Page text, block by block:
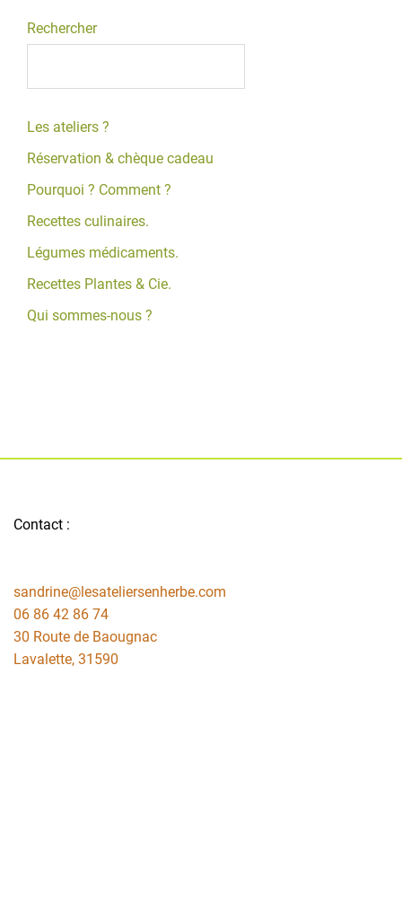
Rechercher
Les ateliers ?
Réservation & chèque cadeau
Pourquoi ? Comment ?
Recettes culinaires.
Légumes médicaments.
Recettes Plantes & Cie.
Qui sommes-nous ?
Contact :
sandrine@lesateliersenherbe.com
06 86 42 86 74
30 Route de Baougnac
Lavalette, 31590